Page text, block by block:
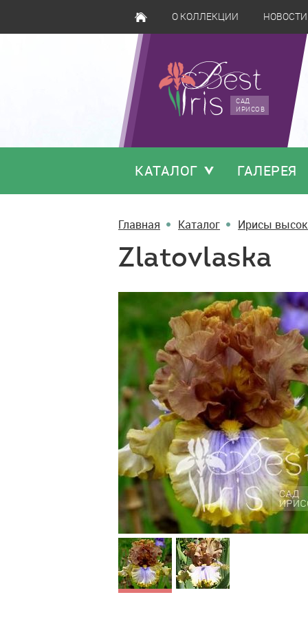
О КОЛЛЕКЦИИ НОВОСТИ
САД
ИРИСОВ
КАТАЛОГ ГАЛЕРЕЯ
Главная Каталог Ирисы
Zlatovlaska
Zlatovlaska
Westpointer
Sutton'01, M-L, 91,
HM'05. Бежево-
горчичные стандарты с
фиолетовым оттенком
по центру. Сиреневые
фолы с оборкой цвета
Nothing
Blyth’12,